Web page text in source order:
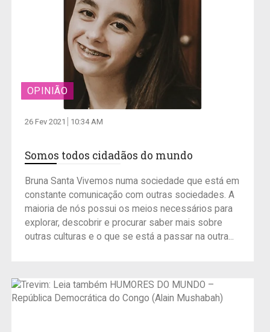
OPINIÃO
26 Fev 2021 10:34 AM
Somos todos cidadãos do mundo
Bruna Santa Vivemos numa sociedade que está em
constante comunicação com outras sociedades. A
maioria de nós possui os meios necessários para
explorar, descobrir e procurar saber mais sobre
outras culturas e o que se está a passar na outra...